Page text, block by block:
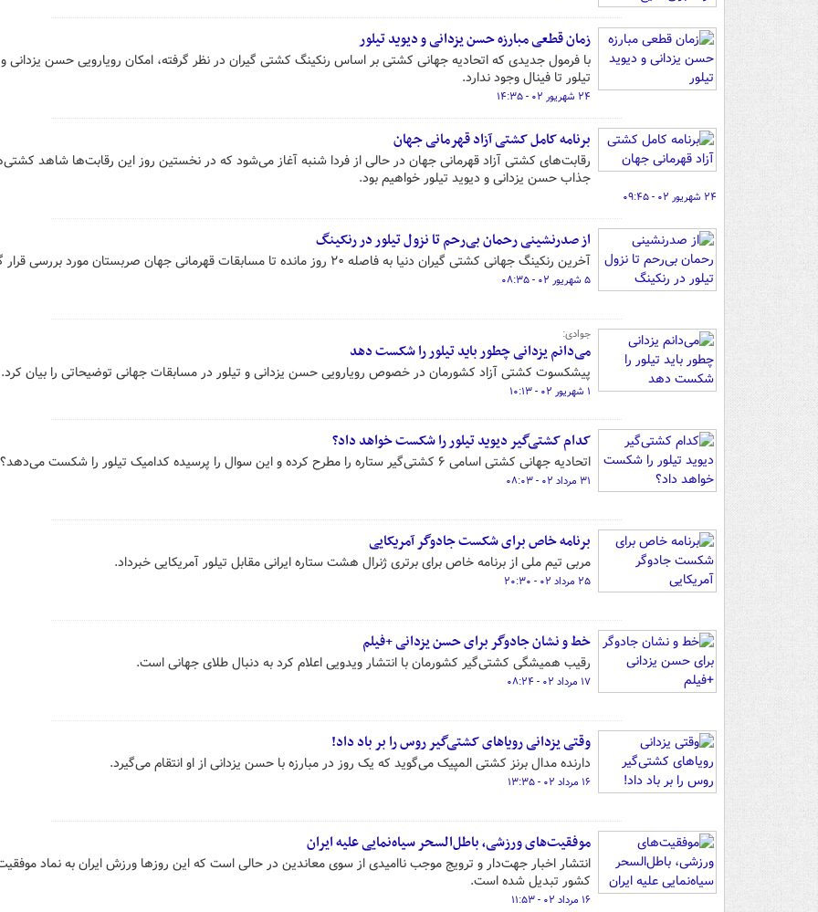
زمان قطعی مبارزه حسن یزدانی و دیوید تیلور
با فرمول جدیدی که اتحادیه جهانی کشتی بر اساس رنکینگ کشتی گیران در نظر گرفته، امکان رویارویی حسن یزدانی
تیلور تا فینال وجود ندارد.
۲۴ شهریور ۰۲ - ۱۴:۳۵
برنامه کامل کشتی آزاد قهرمانی جهان
رقابت‌های کشتی آزاد قهرمانی جهان در حالی از فردا شنبه آغاز می‌شود که در نخستین روز این رقابت‌ها شاهد
جذاب حسن یزدانی و دیوید تیلور خواهیم بود.
۲۴ شهریور ۰۲ - ۰۹:۴۵
از صدرنشینی رحمان بی‌رحم تا نزول تیلور در رنکینگ
آخرین رنکینگ جهانی کشتی گیران دنیا به فاصله ۲۰ روز مانده تا مسابقات قهرمانی جهان صربستان مورد بررسی قرار گرفت.
۵ شهریور ۰۲ - ۰۸:۳۵
جوادی:
می‌دانم یزدانی چطور باید تیلور را شکست دهد
پیشکسوت کشتی آزاد کشورمان در خصوص رویارویی حسن یزدانی و تیلور در مسابقات جهانی توضیحاتی را بیان کرد.
۱ شهریور ۰۲ - ۱۰:۱۳
کدام کشتی‌گیر دیوید تیلور را شکست خواهد داد؟
اتحادیه جهانی کشتی اسامی ۶ کشتی‌گیر ستاره را مطرح کرده و این سوال را پرسیده کدامیک تیلور را شکست می‌دهد؟
۳۱ مرداد ۰۲ - ۰۸:۰۳
برنامه خاص برای شکست جادوگر آمریکایی
مربی تیم ملی از برنامه خاص برای برتری ژنرال هشت ستاره ایرانی مقابل تیلور آمریکایی خبرداد.
۲۵ مرداد ۰۲ - ۲۰:۳۰
خط و نشان جادوگر برای حسن یزدانی +فیلم
رقیب همیشگی کشتی‌گیر کشورمان با انتشار ویدویی اعلام کرد به دنبال طلای جهانی است.
۱۷ مرداد ۰۲ - ۰۸:۲۴
وقتی یزدانی رویاهای کشتی‌گیر روس را بر باد داد!
دارنده مدال برنز کشتی المپیک می‌گوید که یک روز در مبارزه با حسن یزدانی از او انتقام می‌گیرد.
۱۶ مرداد ۰۲ - ۱۳:۳۵
موفقیت‌های ورزشی، باطل‌السحر سیاه‌نمایی علیه ایران
انتشار اخبار جهت‌دار و ترویج موجب ناامیدی از سوی معاندین در حالی است که این روزها ورزش ایران به نماد
کشور تبدیل شده است.
۱۶ مرداد ۰۲ - ۱۱:۵۳